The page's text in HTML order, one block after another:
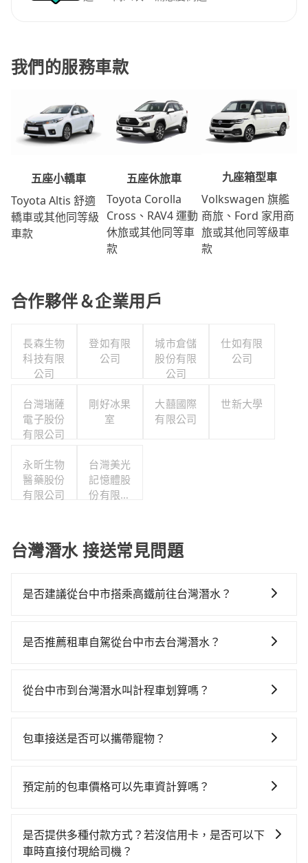
我們的服務車款
五座小轎車
Toyota Altis 舒適
轎車或其他同等級
車款
五座休旅車
Toyota Corolla
Cross、RAV4 運動
休旅或其他同等車
款
九座箱型車
Volkswagen 旗艦
商旅、Ford 家用商
旅或其他同等級車
款
合作夥伴＆企業用戶
長森生物
科技有限
公司
登如有限
公司
城市倉儲
股份有限
公司
仕如有限
公司
台灣瑞薩
電子股份
有限公司
剛好冰果
室
大囍國際
有限公司
世新大學
永昕生物
醫藥股份
有限公司
台灣美光
記憶體股
份有限公
台灣潛水 接送常見問題
是否建議從台中市搭乘高鐵前往台灣潛水？
時！從最早06:25一直到23:07，台中-左營一天最多有89
鐘。抵達高鐵站後，步行進站、現場購票並於月台排隊
分鐘出站、等待車站前排班的計程車，搭上小黃後約花
位同行，高鐵加轉乘之平均每人花費為1,770元。不過，
車接送，則每人平均花費約1,570元，費時3小時40分
鐘。選擇搭乘高鐵而不預約包車，不僅每人至少額外負
是否推薦租車自駕從台中市去台灣潛水？
在車上休息，那在台中市西屯區有約60間租車車行，比
天租金約$1,500，九人座如Hyundai Starex或
元）、保險費、罰單另計多數租車合約上都會載明每日
租乙還的服務，假設你當天就往返台中市（西屯區）與
台灣潛水，預計的小轎車花費為$4,100或九人座
從台中市到台灣潛水叫計程車划算嗎？
灣大車隊、Uber、Line Taxi、Yoxi等，如果在路邊攔不
車隊等叫車看看。依照里程跳錶計算，價格約為
約370輛，數量約為台中市的4%、密度僅雙北的0.3%，
其叫車的難度是雙北市的310倍。再加上台中市有些計程
包車接送是否可以攜帶寵物？
預定時特別勾選，是可以讓置入提籠或提袋內的中小型
預定前的包車價格可以先車資計算嗎？
無隱藏費用，讓您可以隨時掌握交通開支。
是否提供多種付款方式？若沒信用卡，是否可以下
車時直接付現給司機？